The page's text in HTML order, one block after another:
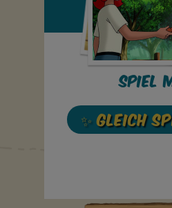
Spiel
✨ Gleich